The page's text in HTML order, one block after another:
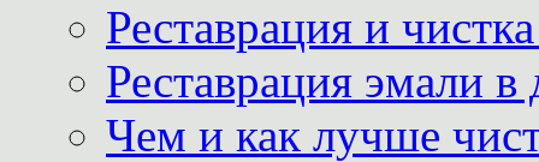
Реставрация и
Реставрация эмали
Чем и как лучше